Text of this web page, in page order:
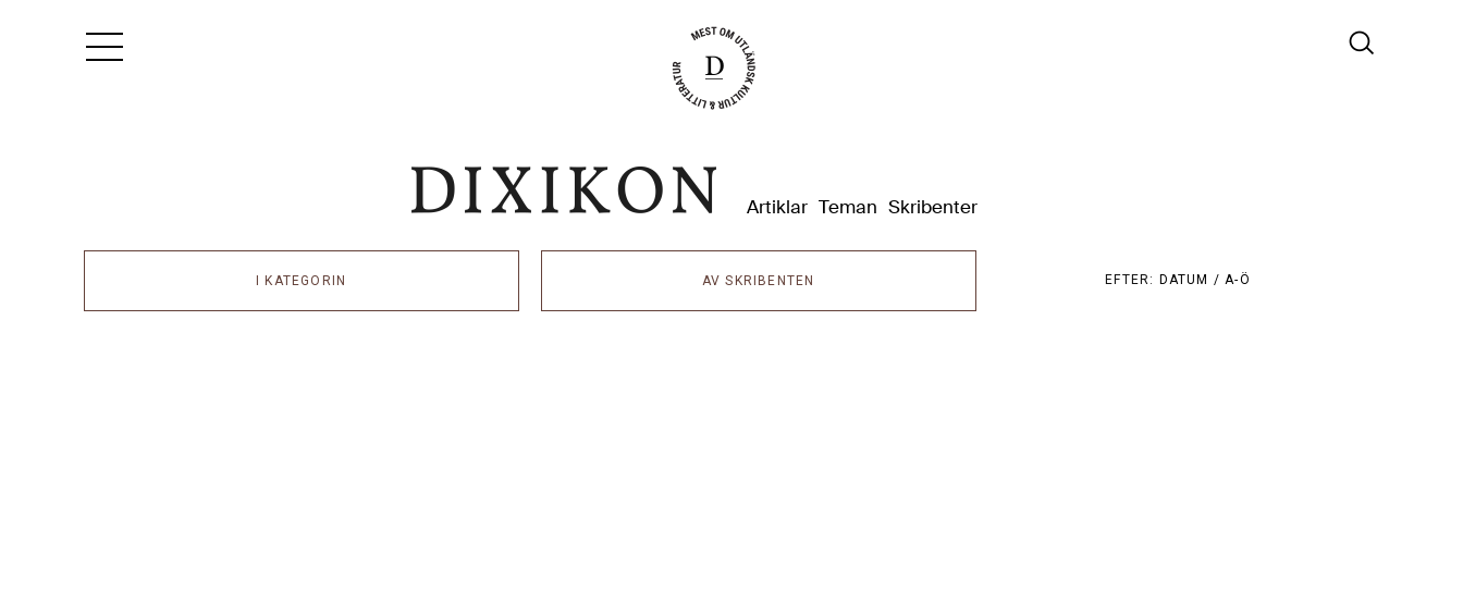
Artiklar Teman Skribenter
I KATEGORIN AV SKRIBENTEN EFTER: DATUM / A-Ö